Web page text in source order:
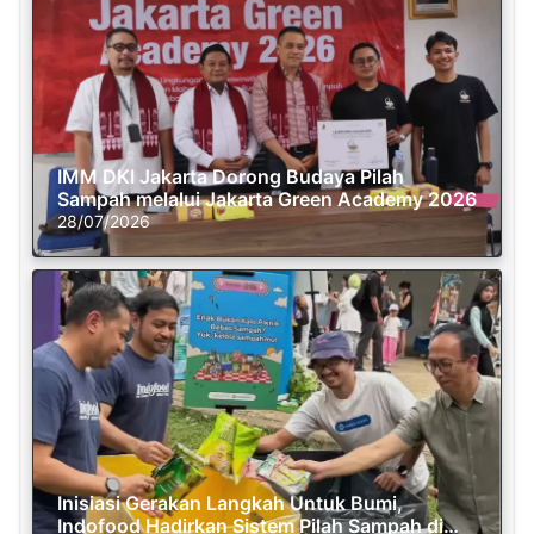
IMM DKI Jakarta Dorong Budaya Pilah
Sampah melalui Jakarta Green Academy 2026
28/07/2026
Inisiasi Gerakan Langkah Untuk Bumi,
Indofood Hadirkan Sistem Pilah Sampah di